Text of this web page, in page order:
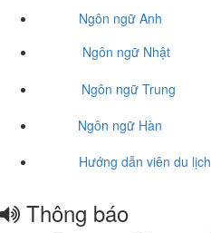
Ngôn ngữ Anh
Ngôn ngữ Nhật
Ngôn ngữ Trung
Ngôn ngữ Hàn
Hướng dẫn viên du lịch
Thông báo